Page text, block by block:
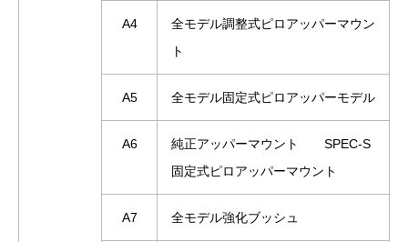
A4
全モデル調整式ピロアッパーマウン
ト
A5 全モデル固定式ピロアッパーモデル
A6
純正アッパーマウント SPEC-S
固定式ピロアッパーマウント
A7 全モデル強化ブッシュ